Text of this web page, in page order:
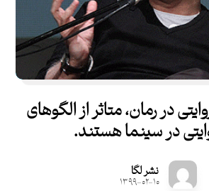
در رمان، متاثر از الگوهای
در سینما هستند.
نشر لگا
۱۳۹۹-۰۲-۱۰